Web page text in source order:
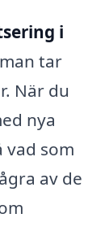
i
tar
När du
nya
som
av de